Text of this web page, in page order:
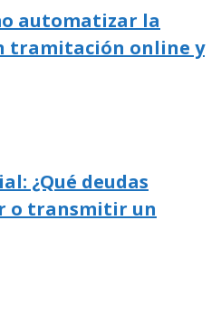
automatizar la
tramitación online y
¿Qué deudas
o transmitir un